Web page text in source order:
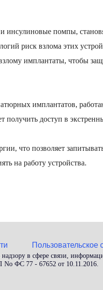
помпы,
риск взлома этих
имплантаты, чтобы
имплантатов,
получить доступ в
что позволяет
на работу устройства.
Пользовательское
в сфере связи,
No ФС 77 - 67652 от 10.11.2016.